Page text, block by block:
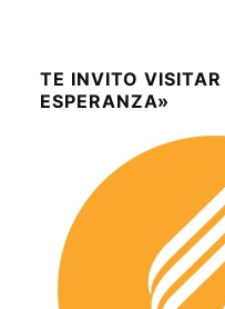
TE INVITO
ESPERANZA»